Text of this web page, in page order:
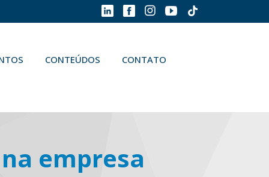
CONTEÚDOS CONTATO
empresa